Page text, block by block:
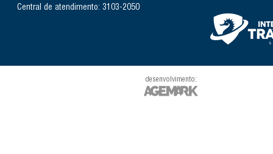
Central de atendimento: 3103-2050
desenvolvimento: